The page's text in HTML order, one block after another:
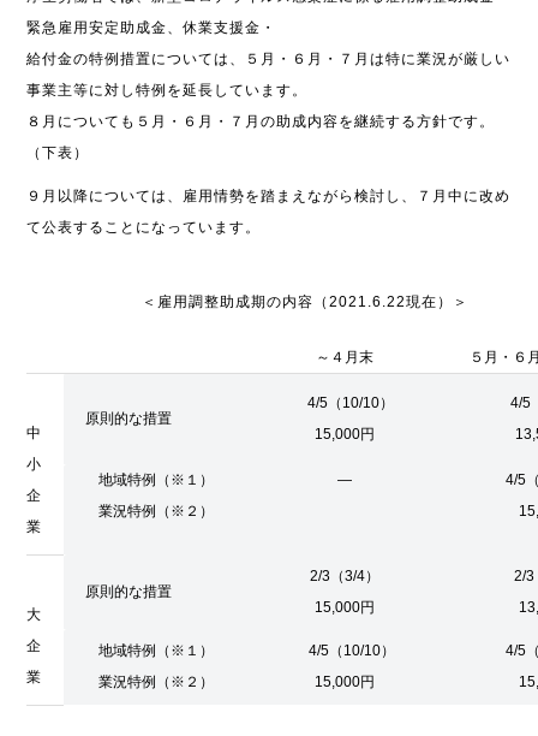
緊急雇用安定助成金、休業支援金・
給付金の特例措置については、５月・６月・７月は特に業況が厳しい
事業主等に対し特例を延長しています。
８月についても５月・６月・７月の助成内容を継続する方針です。
（下表）
９月以降については、雇用情勢を踏まえながら検討し、７月中に改め
て公表することになっています。
＜雇用調整助成期の内容（2021.6.22現在）＞
～４月末 ５月・６
中
小
企
業
原則的な措置
4/5（10/10）
15,000円
4/5
地域特例（※１）
業況特例（※２）
―
4/5
大
企
業
原則的な措置
2/3（3/4）
15,000円
2/3
地域特例（※１）
業況特例（※２）
4/5（10/10）
15,000円
4/5